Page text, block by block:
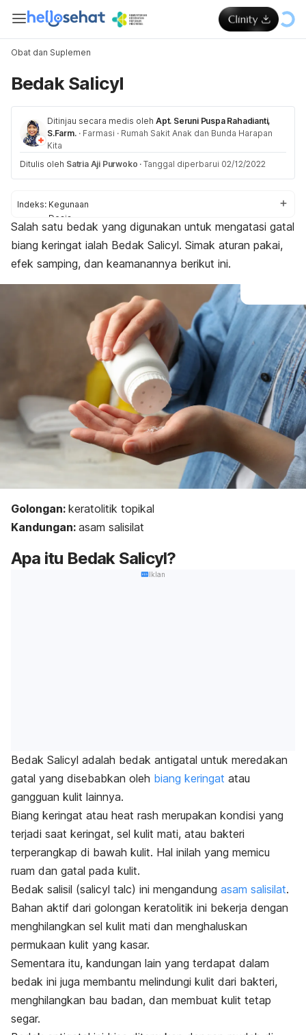
Obat dan Suplemen
Bedak Salicyl
Ditinjau secara medis oleh Apt. Seruni Puspa Rahadianti,
S.Farm. · Farmasi · Rumah Sakit Anak dan Bunda Harapan
Kita
Ditulis oleh Satria Aji Purwoko · Tanggal diperbarui 02/12/2022
Indeks: Kegunaan
Dosis
Efek samping
Efek pada ibu hamil dan menyusui
Interaksi obat
Salah satu bedak yang digunakan untuk mengatasi gatal
biang keringat ialah Bedak Salicyl. Simak aturan pakai,
efek samping, dan keamanannya berikut ini.
Golongan: keratolitik topikal
Kandungan: asam salisilat
Apa itu Bedak Salicyl?
Iklan
Bedak Salicyl adalah bedak antigatal untuk meredakan
gatal yang disebabkan oleh biang keringat atau
gangguan kulit lainnya.
Biang keringat atau heat rash merupakan kondisi yang
terjadi saat keringat, sel kulit mati, atau bakteri
terperangkap di bawah kulit. Hal inilah yang memicu
ruam dan gatal pada kulit.
Bedak salisil (salicyl talc) ini mengandung asam salisilat.
Bahan aktif dari golongan keratolitik ini bekerja dengan
menghilangkan sel kulit mati dan menghaluskan
permukaan kulit yang kasar.
Sementara itu, kandungan lain yang terdapat dalam
bedak ini juga membantu melindungi kulit dari bakteri,
menghilangkan bau badan, dan membuat kulit tetap
segar.